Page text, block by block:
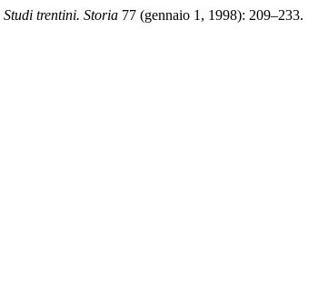
Studi trentini. Storia 77 (gennaio 1, 1998): 209–233.